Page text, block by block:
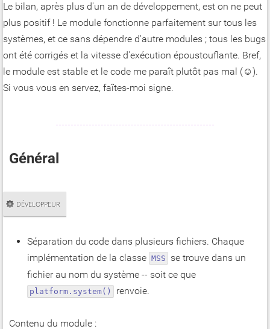
Le bilan, après plus d'un an de développement, est on ne peut
plus positif ! Le module fonctionne parfaitement sur tous les
systèmes, et ce sans dépendre d'autre modules ; tous les bugs
ont été corrigés et la vitesse d'exécution époustouflante. Bref,
le module est stable et le code me paraît plutôt pas mal (☺).
Si vous vous en servez, faîtes-moi signe.
Général
DÉVELOPPEUR
Séparation du code dans plusieurs fichiers. Chaque
implémentation de la classe MSS
se trouve dans un
fichier au nom du système -- soit ce que
platform.system() renvoie.
Contenu du module :